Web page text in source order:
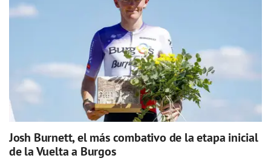
Josh Burnett, el más combativo de la etapa inicial
de la Vuelta a Burgos